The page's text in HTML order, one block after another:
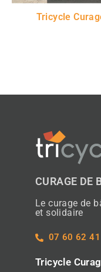
Tricycle
CURAGE DE
Le curage de
et solidaire
07 60 62
Tricycle